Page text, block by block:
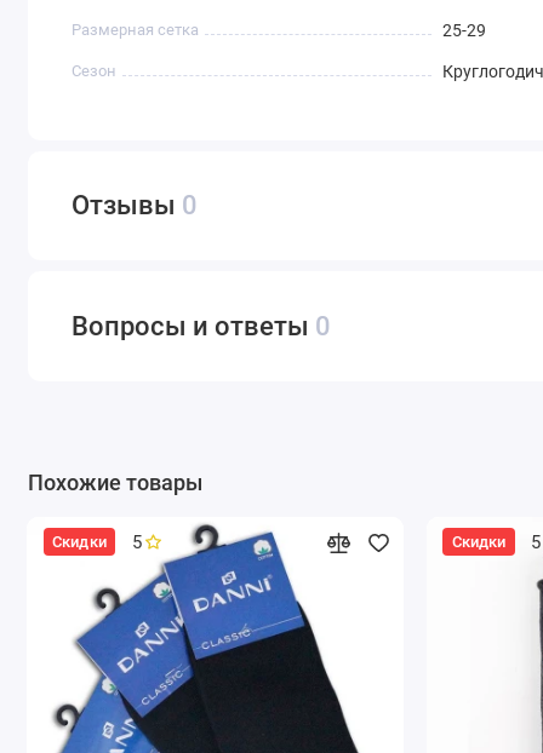
Размерная сетка 25-29
Сезон
Отзывы 0
Вопросы и ответы 0
Похожие товары
Скидки 5 Скидки 5